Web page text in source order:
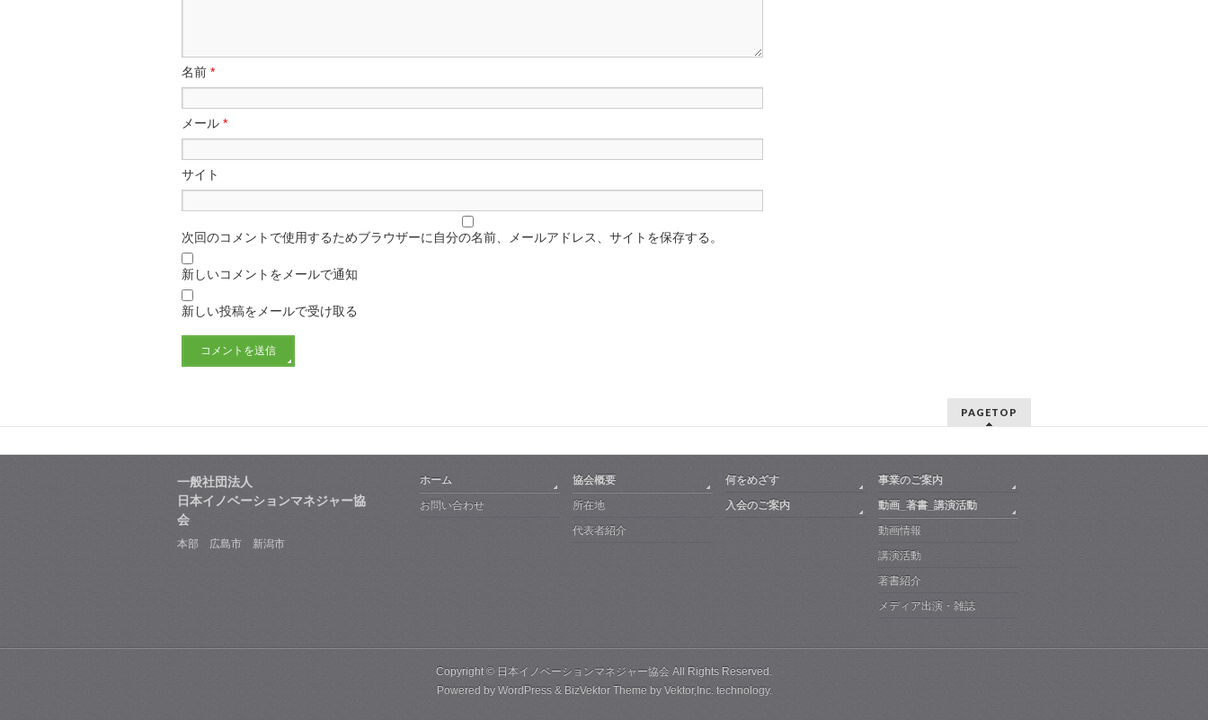
名前 *
メール *
サイト
次回のコメントで使用するためブラウザーに自分の名前、メールアドレス、サイトを保存する。
新しいコメントをメールで通知
新しい投稿をメールで受け取る
PAGETOP
一般社団法人
日本イノベーションマネジャー協
会
本部 広島市 新潟市
ホーム
お問い合わせ
協会概要
所在地
代表者紹介
何をめざす
事業のご案内
入会のご案内
動画_著書_講演活動
動画情報
講演活動
著書紹介
メディア出演・雑誌
Copyright © 日本イノベーションマネジャー協会 All Rights Reserved.
Powered by WordPress& BizVektor Theme by Vektor,Inc. technology.